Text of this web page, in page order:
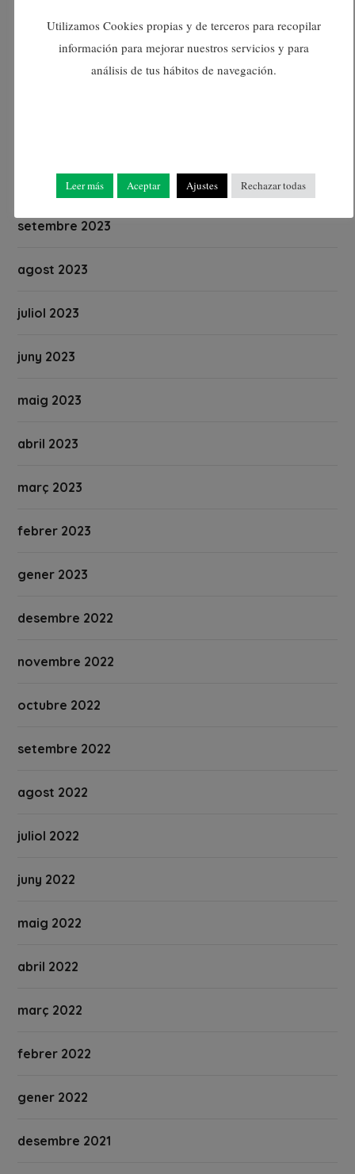
gener 2024
octubre 2023
setembre 2023
agost 2023
juliol 2023
juny 2023
maig 2023
abril 2023
març 2023
febrer 2023
gener 2023
desembre 2022
novembre 2022
octubre 2022
setembre 2022
agost 2022
juliol 2022
juny 2022
maig 2022
abril 2022
març 2022
febrer 2022
gener 2022
desembre 2021
Utilizamos Cookies propias y de terceros para recopilar
información para mejorar nuestros servicios y para
análisis de tus hábitos de navegación.
Leer más Aceptar Ajustes Rechazar todas